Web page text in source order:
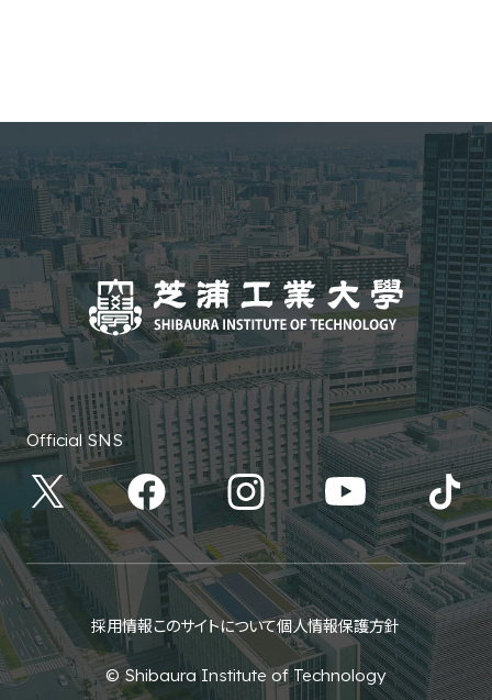
Official SNS
採用情報このサイトについて個人情報保護方針
© Shibaura Institute of Technology